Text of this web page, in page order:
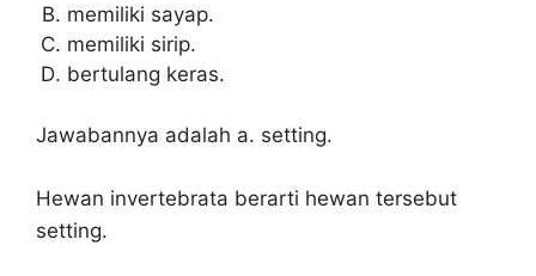
memiliki sayap.
memiliki sirip.
bertulang keras.
Jawabannya adalah a. setting.
Hewan invertebrata berarti hewan tersebut
setting.